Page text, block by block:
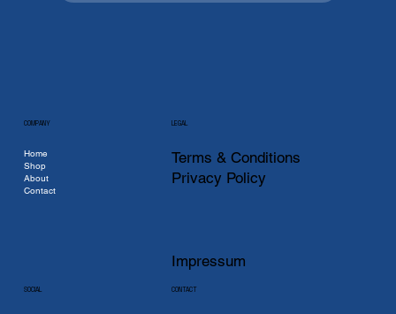
COMPANY
Home
Shop
About
Contact
LEGAL
Terms & Conditions
Privacy Policy
Impressum
SOCIAL CONTACT